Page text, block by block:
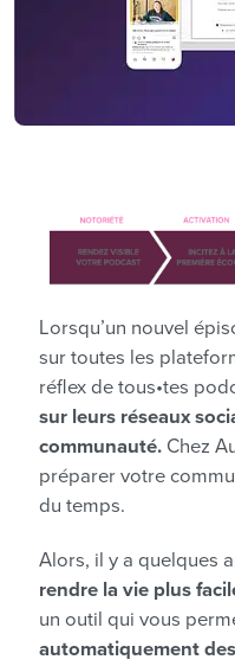
Lorsqu’un nouvel
sur toutes les
réflex de tous•tes
sur leurs réseaux
communauté. Chez
préparer votre
du temps.
Alors, il y a quelques
rendre la vie plus
un outil qui vous
automatiquement